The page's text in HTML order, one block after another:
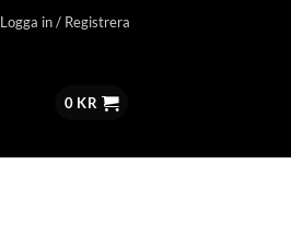
Logga in / Registrera
0 KR